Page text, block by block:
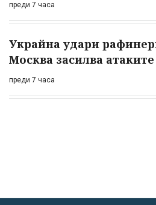
преди 7 часа
Украйна удари
Москва засилва атаките
преди 7 часа